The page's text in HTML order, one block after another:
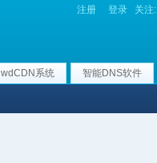
注册 登录 关注:
wdCDN系统 智能DNS软件